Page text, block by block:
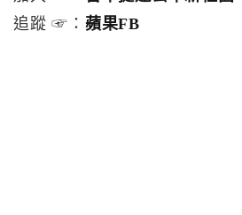
追蹤 ☞： 蘋果FB